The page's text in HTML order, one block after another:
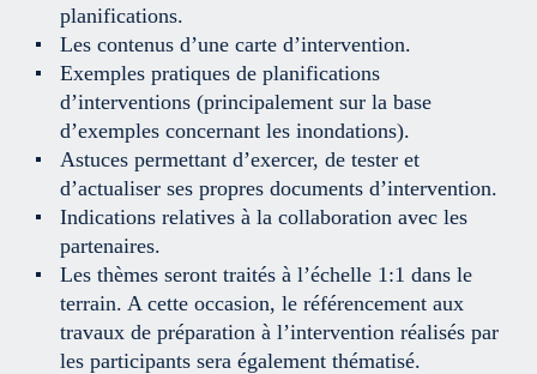
planifications.
Les contenus d’une carte d’intervention.
Exemples pratiques de planifications
d’interventions (principalement sur la base
d’exemples concernant les inondations).
Astuces permettant d’exercer, de tester et
d’actualiser ses propres documents d’intervention.
Indications relatives à la collaboration avec les
partenaires.
Les thèmes seront traités à l’échelle 1:1 dans le
terrain. A cette occasion, le référencement aux
travaux de préparation à l’intervention réalisés par
les participants sera également thématisé.